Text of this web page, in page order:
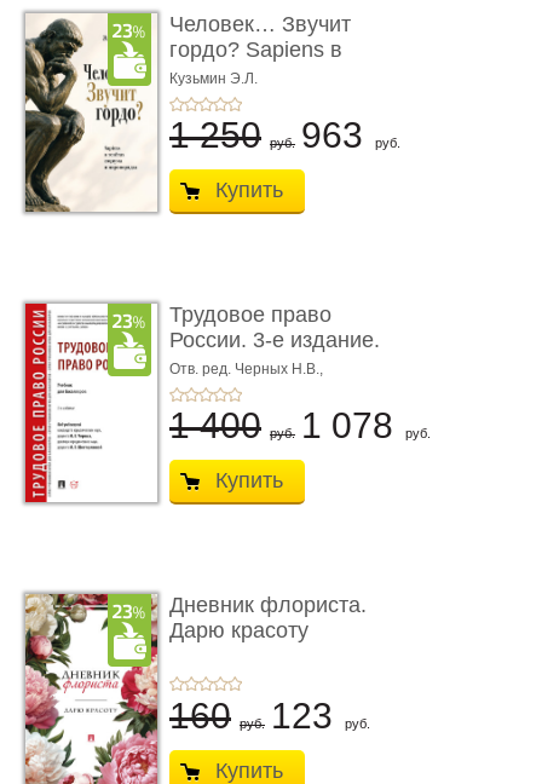
Человек… Звучит
гордо? Sapiens в
тенётах социума � ...
Кузьмин Э.Л.
1 250 руб. 963 руб.
Купить
Трудовое право
России. 3-е издание.
Учебник для ...
Отв. ред. Черных Н.В.,
Шестерякова И.В.
1 400 руб. 1 078 руб.
Купить
Дневник флориста.
Дарю красоту
160 руб. 123 руб.
Купить